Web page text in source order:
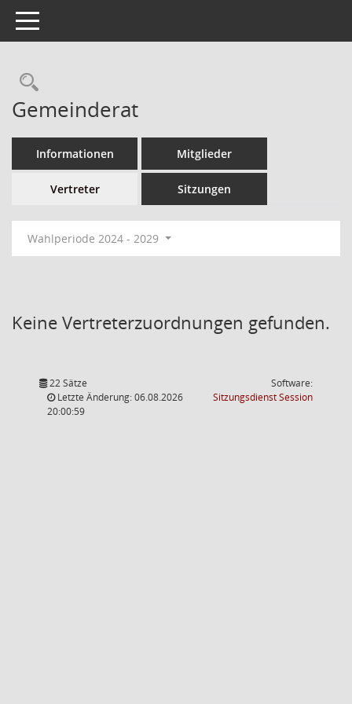
Toggle navigation
Gemeinderat
Informationen Mitglieder
Vertreter Sitzungen
Wahlperiode 2024 - 2029
Keine Vertreterzuordnungen gefunden.
22 Sätze
Letzte Änderung: 06.08.2026
20:00:59
Software:
SitzungsdienstSession(Wird in